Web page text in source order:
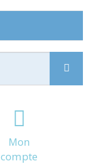
Mon
compte